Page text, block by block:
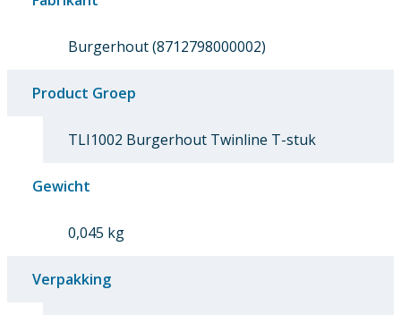
Burgerhout (8712798000002)
Product Groep
TLI1002 Burgerhout Twinline T-stuk
Gewicht
0,045 kg
Verpakking